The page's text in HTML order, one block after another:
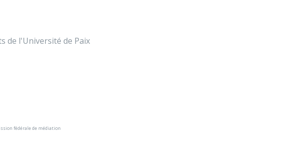
de l'Université de Paix
fédérale de médiation